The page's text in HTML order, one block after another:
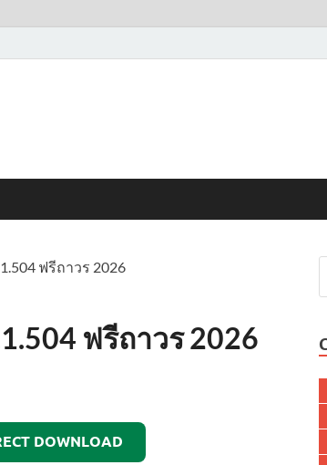
ฟรีถาวร 2026
ฟรีถาวร 2026
DOWNLOAD